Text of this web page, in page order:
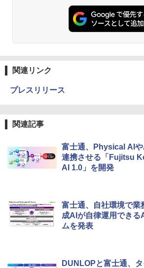
関連リンク
プレスリリース
関連記事
富士通、Physical AI
連携させる「Fujitsu
AI 1.0」を開発
富士通、自社環境で業
成AIが自律運用できる
ムを発表
DUNLOPと富士通、